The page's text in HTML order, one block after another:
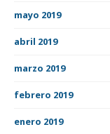
mayo 2019
abril 2019
marzo 2019
febrero 2019
enero 2019